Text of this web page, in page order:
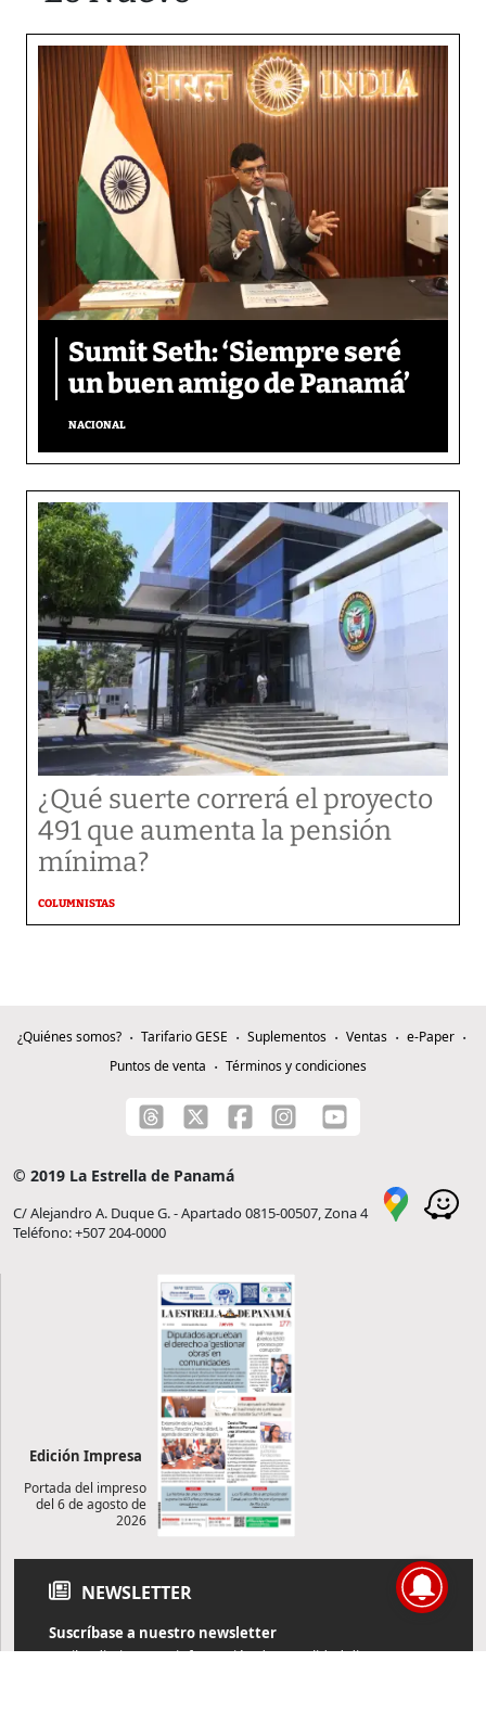
Sumit Seth: ‘Siempre seré
un buen amigo de Panamá’
NACIONAL
¿Qué suerte correrá el proyecto
491 que aumenta la pensión
mínima?
COLUMNISTAS
¿Quiénes somos? Tarifario GESE Suplementos Ventas
e-Paper
Puntos de venta
Términos y condiciones
© 2019 La Estrella de Panamá
C/ Alejandro A. Duque G. - Apartado 0815-00507, Zona 4
Teléfono: +507 204-0000
Edición Impresa
Portada del impreso
del 6 de agosto de
2026
NEWSLETTER
Suscríbase a nuestro newsletter
Reciba diariamente información de actualidad directamente en